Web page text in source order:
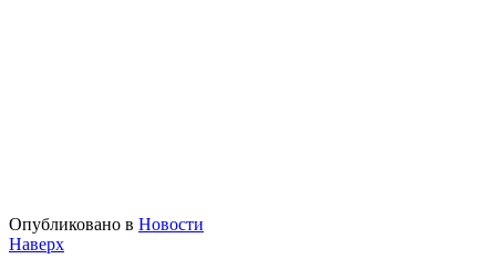
Опубликовано в Новости
Наверх